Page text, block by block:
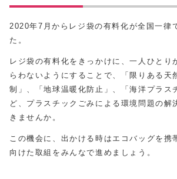
2020年7月からレジ袋の有料化が全国一律
た。
レジ袋の有料化をきっかけに、一人ひとり
らわないようにすることで、「限りある天
制」、「地球温暖化防止」、「海洋プラス
ど、プラスチックごみによる環境問題の解
きませんか。
この機会に、出かける時はエコバッグを携
向けた取組をみんなで進めましょう。